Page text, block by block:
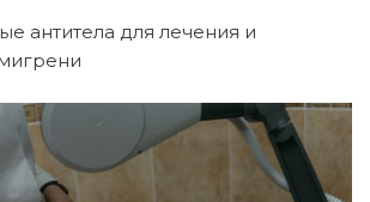
антитела для лечения и